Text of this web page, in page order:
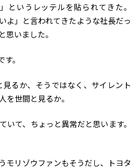
というレッテルを貼られてきた。
よ」と言われてきたような社長だっ
いました。
。
るか、そうではなく、サイレント
を世間と見るか。
て、ちょっと異常だと思います。
モリゾウファンもそうだし、トヨタ